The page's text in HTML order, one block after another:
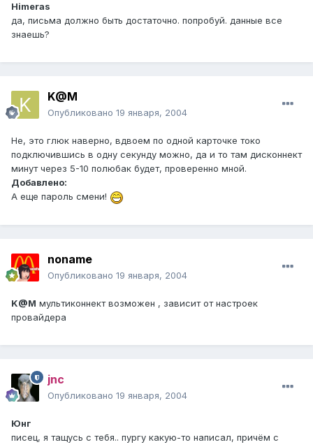
Himeras
да, письма должно быть достаточно. попробуй. данные все
знаешь?
K@M
Опубликовано 19 января, 2004
Не, это глюк наверно, вдвоем по одной карточке токо
подключившись в одну секунду можно, да и то там дисконнект
минут через 5-10 полюбак будет, проверенно мной.
Добавлено:
А еще пароль смени!
noname
Опубликовано 19 января, 2004
K@M мультиконнект возможен , зависит от настроек
провайдера
jnc
Опубликовано 19 января, 2004
Юнг
писец, я тащусь с тебя.. пургу какую-то написал, причём с